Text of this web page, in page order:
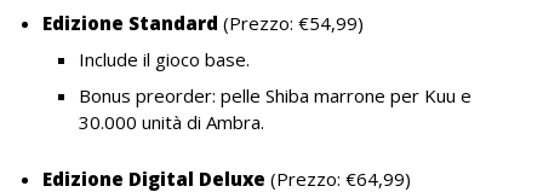
Edizione Standard (Prezzo: €54,99)
Include il gioco base.
Bonus preorder: pelle Shiba marrone per Kuu e
30.000 unità di Ambra.
Edizione Digital Deluxe (Prezzo: €64,99)